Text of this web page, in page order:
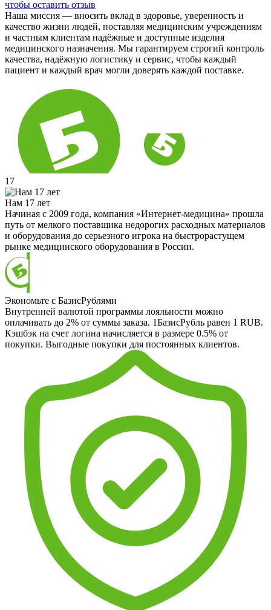
чтобы оставить отзыв
Наша миссия — вносить вклад в здоровье, уверенность и
качество жизни людей, поставляя медицинским учреждениям
и частным клиентам надёжные и доступные изделия
медицинского назначения. Мы гарантируем строгий контроль
качества, надёжную логистику и сервис, чтобы каждый
пациент и каждый врач могли доверять каждой поставке.
17
Нам 17 лет
Начиная с 2009 года, компания «Интернет-медицина» прошла
путь от мелкого поставщика недорогих расходных материалов
и оборудования до серьезного игрока на быстрорастущем
рынке медицинского оборудования в России.
Экономьте с БазисРублями
Внутренней валютой программы лояльности можно
оплачивать до 2% от суммы заказа. 1БазисРубль равен 1 RUB.
Кэшбэк на счет логина начисляется в размере 0.5% от
покупки. Выгодные покупки для постоянных клиентов.